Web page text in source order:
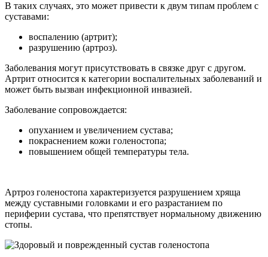
В таких случаях, это может привести к двум типам проблем с
суставами:
воспалению (артрит);
разрушению (артроз).
Заболевания могут присутствовать в связке друг с другом.
Артрит относится к категории воспалительных заболеваний и
может быть вызван инфекционной инвазией.
Заболевание сопровождается:
опуханием и увеличением сустава;
покраснением кожи голеностопа;
повышением общей температуры тела.
Артроз голеностопа характеризуется разрушением хряща
между суставными головками и его разрастанием по
периферии сустава, что препятствует нормальному движению
стопы.